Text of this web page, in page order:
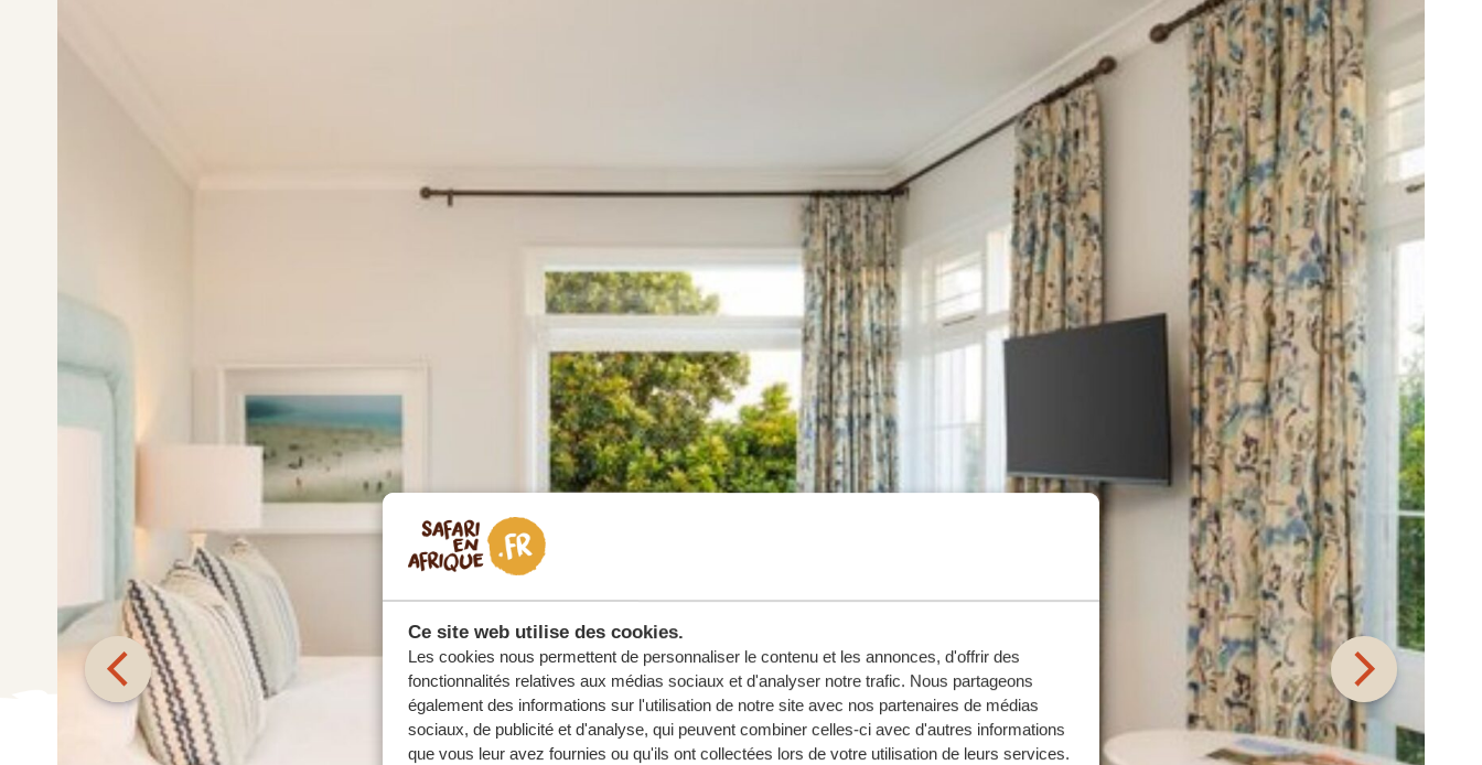
Ce site web utilise des cookies.
Les cookies nous permettent de personnaliser le contenu et les annonces, d'offrir des
fonctionnalités relatives aux médias sociaux et d'analyser notre trafic. Nous partageons
également des informations sur l'utilisation de notre site avec nos partenaires de médias
sociaux, de publicité et d'analyse, qui peuvent combiner celles-ci avec d'autres informations
que vous leur avez fournies ou qu'ils ont collectées lors de votre utilisation de leurs services.